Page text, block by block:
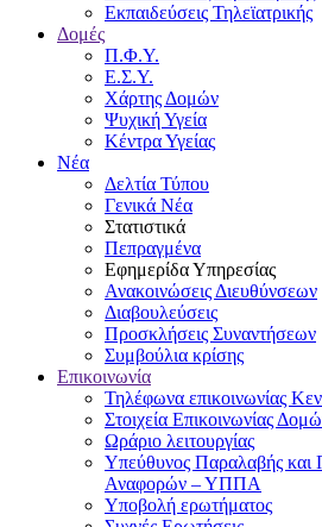
Εκπαιδεύσεις Τηλεϊατρικής
Δομές
Π.Φ.Υ.
Ε.Σ.Υ.
Χάρτης Δομών
Ψυχική Υγεία
Κέντρα Υγείας
Νέα
Δελτία Τύπου
Γενικά Νέα
Στατιστικά
Πεπραγμένα
Εφημερίδα Υπηρεσίας
Ανακοινώσεις Διευθύνσεων
Διαβουλεύσεις
Προσκλήσεις Συναντήσεων
Συμβούλια κρίσης
Επικοινωνία
Τηλέφωνα επικοινωνίας
Στοιχεία Επικοινωνίας
Ωράριο λειτουργίας
Υπεύθυνος Παραλαβής και
Αναφορών – ΥΠΠΑ
Υποβολή ερωτήματος